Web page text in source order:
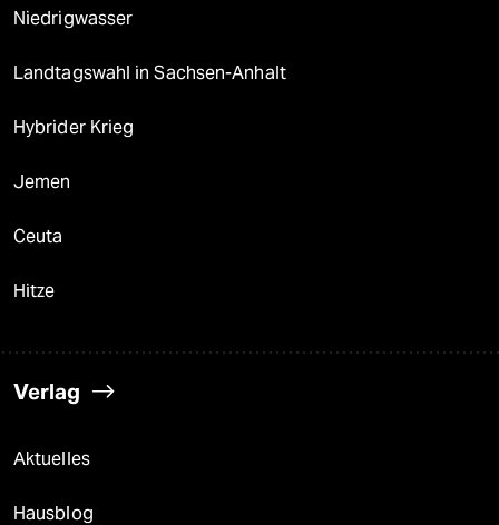
Niedrigwasser
Landtagswahl in Sachsen-Anhalt
Hybrider Krieg
Jemen
Ceuta
Hitze
Verlag
Aktuelles
Hausblog